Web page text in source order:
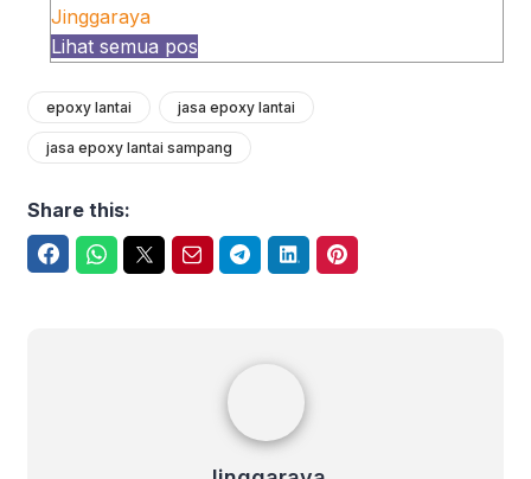
Jinggaraya
Lihat semua pos
epoxy lantai jasa epoxy lantai
jasa epoxy lantai sampang
Share this: